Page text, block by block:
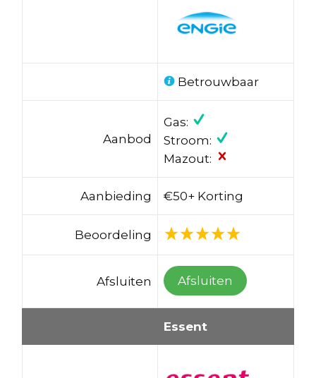
Betrouwbaar
Aanbod
Gas:
Stroom:
Mazout:
Aanbieding €50+ Korting
Beoordeling
Afsluiten Afsluiten
Essent